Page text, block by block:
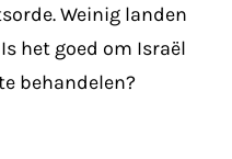
Weinig landen
het goed om Israël
behandelen?